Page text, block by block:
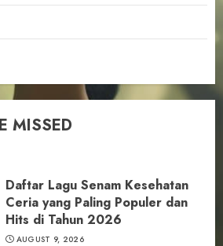
MISSED
Daftar Lagu Senam Kesehatan
Ceria yang Paling Populer dan
Hits di Tahun 2026
AUGUST 9, 2026